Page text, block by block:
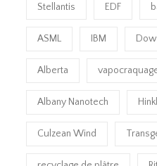
Stellantis EDF
ASML IBM Dow
Alberta
Albany Nanotech
Culzean Wind